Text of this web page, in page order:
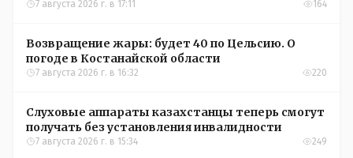
Казахстана по футболу
7 августа 2026 г. в 17:11 164
Возвращение жары: будет 40 по Цельсию. О
погоде в Костанайской области
7 августа 2026 г. в 16:32 220
Слуховые аппараты казахстанцы теперь смогут
получать без установления инвалидности
7 августа 2026 г. в 15:34 249